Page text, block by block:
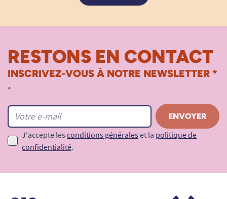
RESTONS EN CONTACT
INSCRIVEZ-VOUS À NOTRE NEWSLETTER *
*
J'accepte les conditions générales et la politique de
confidentialité.